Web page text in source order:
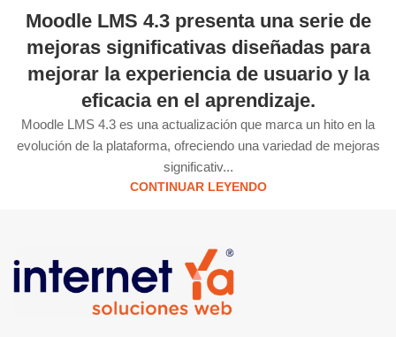
Moodle LMS 4.3 presenta una serie de
mejoras significativas diseñadas para
mejorar la experiencia de usuario y la
eficacia en el aprendizaje.
Moodle LMS 4.3 es una actualización que marca un hito en la
evolución de la plataforma, ofreciendo una variedad de mejoras
significativ...
CONTINUAR LEYENDO